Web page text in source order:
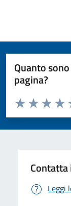
Quanto
pagina?
Valuta da 1 a 5
Valuta
Valuta 2
Valuta 1 stelle
Leggi